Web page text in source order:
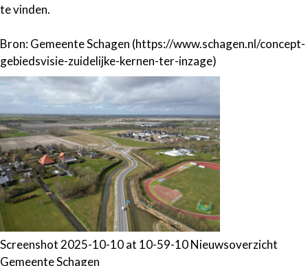
te vinden.
Bron: Gemeente Schagen (https://www.schagen.nl/concept-
gebiedsvisie-zuidelijke-kernen-ter-inzage)
Screenshot 2025-10-10 at 10-59-10 Nieuwsoverzicht
Gemeente Schagen